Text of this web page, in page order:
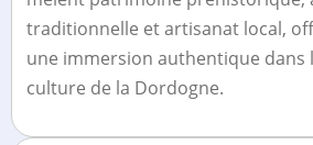
traditionnelle et artisanat local,
une immersion authentique dans
culture de la Dordogne.